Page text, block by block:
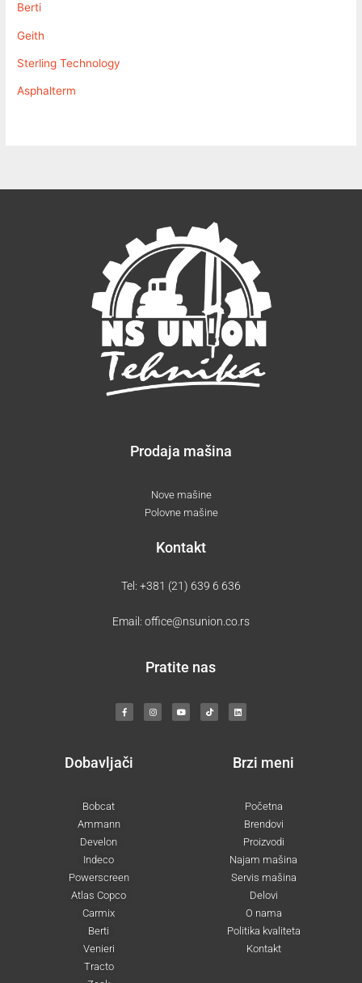
Berti
Geith
Sterling Technology
Asphalterm
Prodaja mašina
Nove mašine
Polovne mašine
Kontakt
Tel: +381 (21) 639 6 636
Email: office@nsunion.co.rs
Pratite nas
c
e
b
-
f
s
t
a
u
t
u
k
t
o
n
k
e
Dobavljači
Bobcat
Ammann
Develon
Indeco
Powerscreen
Atlas Copco
Carmix
Berti
Venieri
Tracto
Brzi meni
Početna
Brendovi
Proizvodi
Najam mašina
Servis mašina
Delovi
O nama
Politika kvaliteta
Kontakt